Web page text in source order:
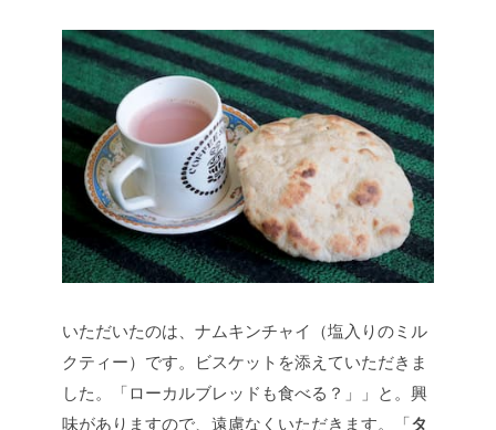
いただいたのは、ナムキンチャイ（塩入りのミル
クティー）です。ビスケットを添えていただきま
した。「ローカルブレッドも食べる？」」と。興
味がありますので、遠慮なくいただきます。「タ